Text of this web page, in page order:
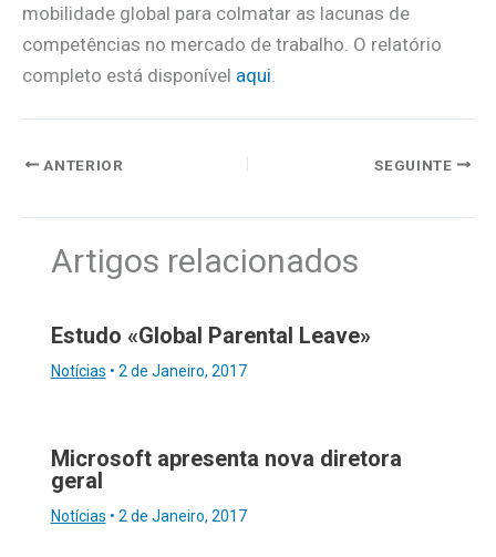
mobilidade global para colmatar as lacunas de
competências no mercado de trabalho. O relatório
completo está disponível aqui
ANTERIOR SEGUINTE
Artigos relacionados
Estudo «Global Parental Leave»
Notícias • 2 de Janeiro, 2017
Microsoft apresenta nova diretora
geral
Notícias • 2 de Janeiro, 2017